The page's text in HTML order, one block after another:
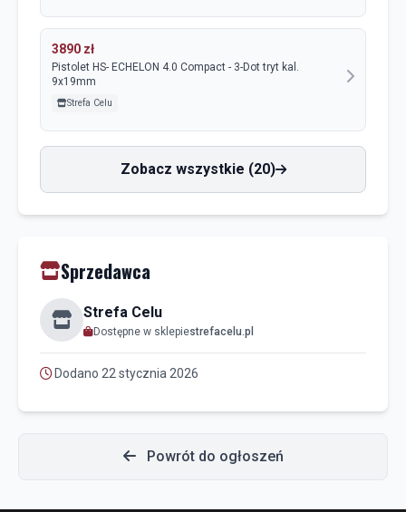
3890 zł
Pistolet HS- ECHELON 4.0 Compact - 3-Dot tryt kal.
9x19mm
Strefa Celu
Zobacz wszystkie (20)
Sprzedawca
Strefa Celu
Dostępne w sklepiestrefacelu.pl
Dodano 22 stycznia 2026
Powrót do ogłoszeń